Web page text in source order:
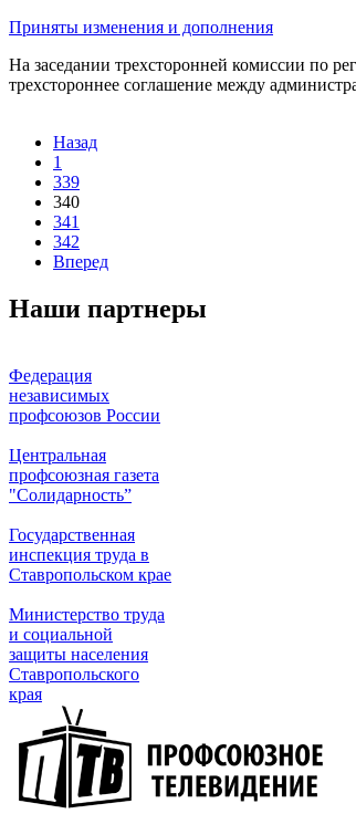
Приняты изменения и дополнения
На заседании трехсторонней комиссии по
трехстороннее соглашение между
Назад
1
339
340
341
342
Вперед
Наши партнеры
Федерация
независимых
профсоюзов России
Центральная
профсоюзная газета
"Солидарность”
Государственная
инспекция труда в
Ставропольском крае
Министерство труда
и социальной
защиты населения
Ставропольского
края